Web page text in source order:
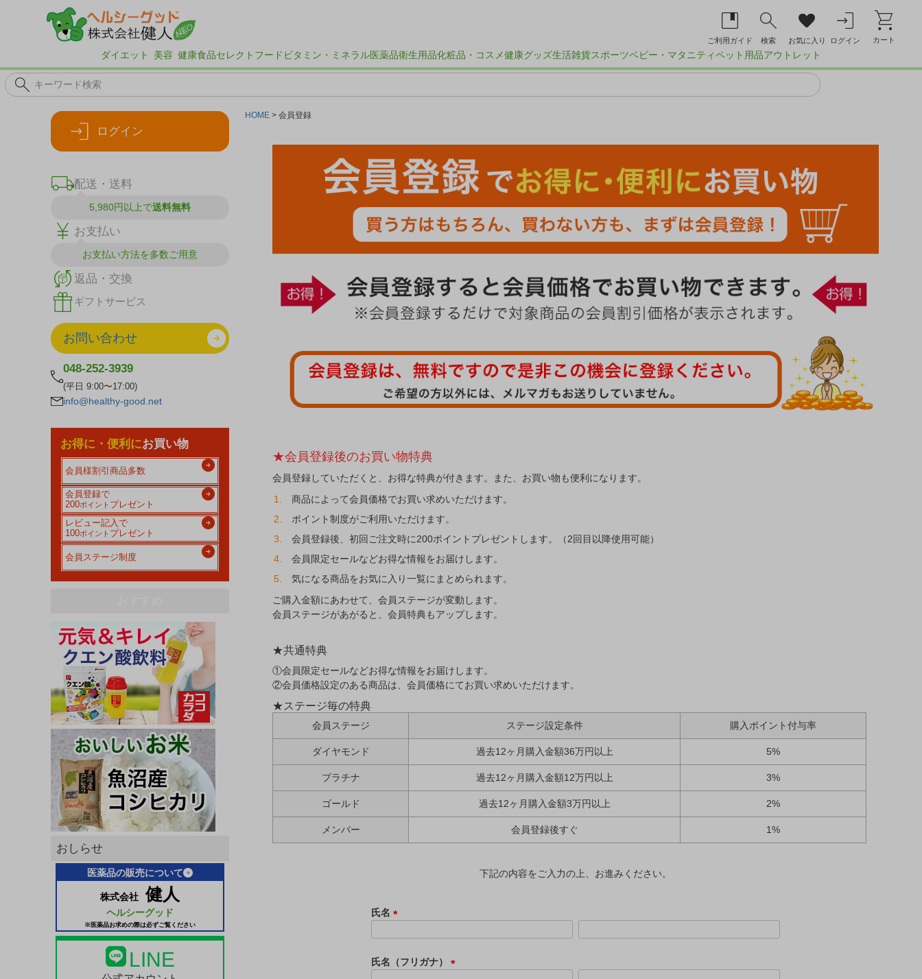
ご利用ガイド 検索 お気に入り ログイン カート
ダイエット 美容 健康食品セレクトフード ビタミン・ミネラル医薬品衛生用品化粧品・コスメ健康グッズ生活雑貨スポーツベビー・マタニティペット用品アウトレット
ログイン
配送・送料
5,980円以上で送料無料
お支払い
お支払い方法を多数ご用意
返品・交換
ギフトサービス
お問い合わせ
048-252-3939
(平日 9:00〜17:00)
info@healthy-good.net
お得に・便利にお買い物
会員様割引商品多数
会員登録で
200ポイント プレゼント
レビュー記入で
100ポイント プレゼント
会員ステージ制度
おしらせ
医薬品の販売について
株式会社 健人
ヘルシーグッド
※医薬品お求めの際は必ずご覧ください
LINE
HOME 会員登録
★会員登録後のお買い物特典
会員登録していただくと、お得な特典が付きます。また、お買い物も便利になります。
商品によって会員価格でお買い求めいただけます。
ポイント制度がご利用いただけます。
会員登録後、初回ご注文時に200ポイントプレゼントします。（2回目以降使用可能）
会員限定セールなどお得な情報をお届けします。
気になる商品をお気に入り一覧にまとめられます。
ご購入金額にあわせて、会員ステージが変動します。
会員ステージがあがると、会員特典もアップします。
★共通特典
①会員限定セールなどお得な情報をお届けします。
②会員価格設定のある商品は、会員価格にてお買い求めいただけます。
★ステージ毎の特典
会員ステージ ステージ設定条件 購入ポイント付与率
ダイヤモンド 過去12ヶ月購入金額36万円以上 5%
プラチナ 過去12ヶ月購入金額12万円以上 3%
ゴールド 過去12ヶ月購入金額3万円以上 2%
メンバー 会員登録後すぐ 1%
下記の内容をご入力の上、お進みください。
氏名
須
)
氏名（フリガナ）